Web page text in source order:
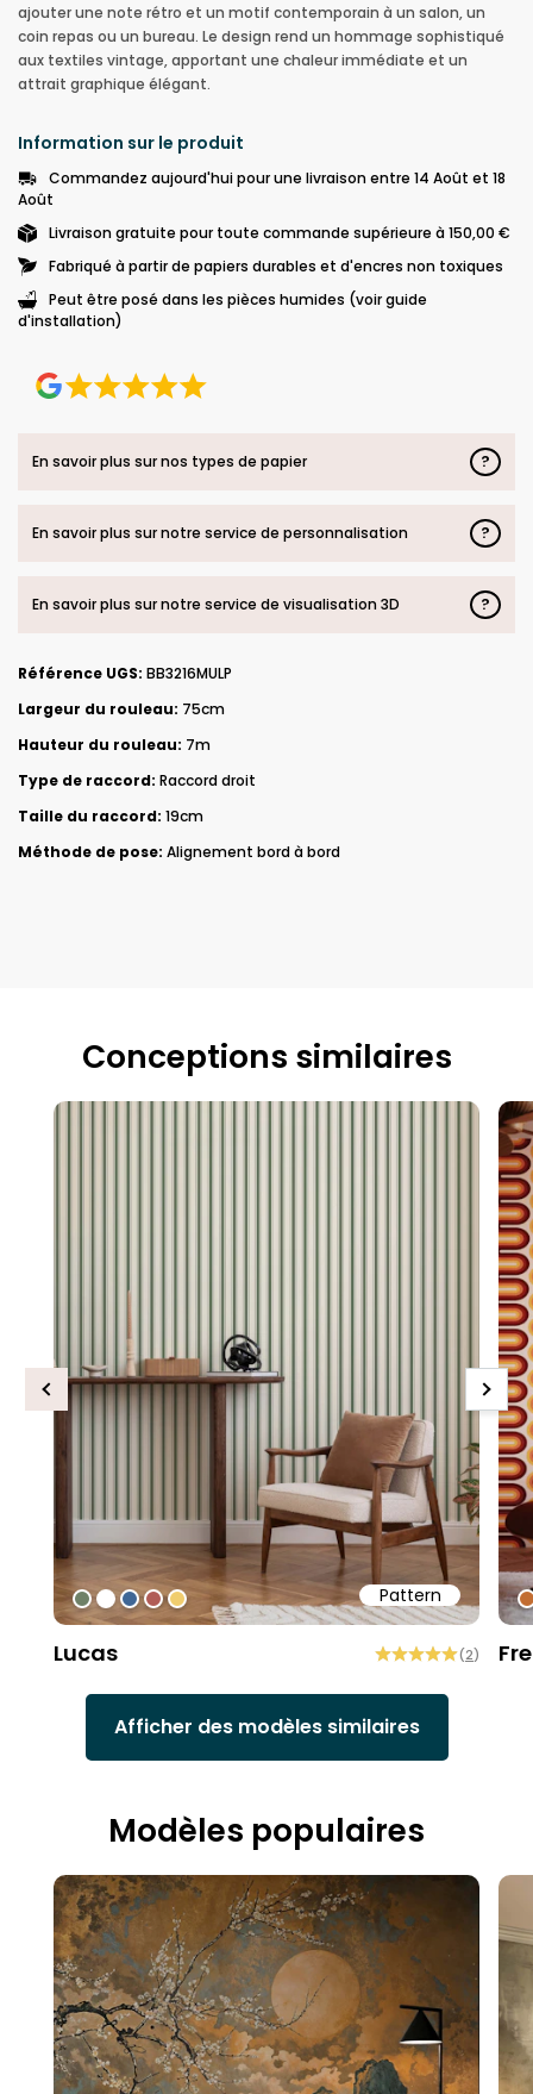
ajouter une note rétro et un motif contemporain à un salon, un
coin repas ou un bureau. Le design rend un hommage sophistiqué
aux textiles vintage, apportant une chaleur immédiate et un
attrait graphique élégant.
Information sur le produit
Commandez aujourd'hui pour une livraison entre 14 Août et 18
Août
Livraison gratuite pour toute commande supérieure à 150,00 €
Fabriqué à partir de papiers durables et d'encres non toxiques
Peut être posé dans les pièces humides (voir guide
d'installation)
En savoir plus sur nos types de papier ?
En savoir plus sur notre service de personnalisation ?
En savoir plus sur notre service de visualisation 3D ?
Référence UGS: BB3216MULP
Largeur du rouleau: 75cm
Hauteur du rouleau: 7m
Type de raccord: Raccord droit
Taille du raccord: 19cm
Méthode de pose: Alignement bord à bord
Conceptions similaires
Pattern
#6f8168
#ffffff
#3f6796
#b15d57
#f0cd6f
Lucas (2)
Previous Next
Afficher des modèles similaires
Modèles populaires